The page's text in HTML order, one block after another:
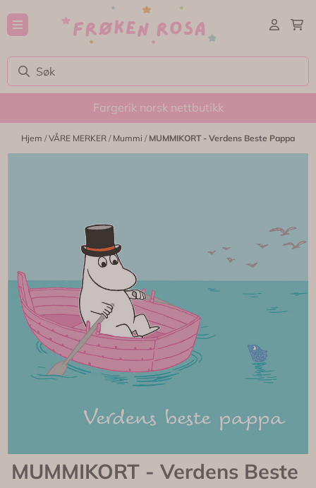
Hopp til innhold
Fargerik norsk nettbutikk
Hjem /VÅRE MERKER / Mummi / MUMMIKORT - Verdens Beste Pappa
MUMMIKORT - Verdens Beste